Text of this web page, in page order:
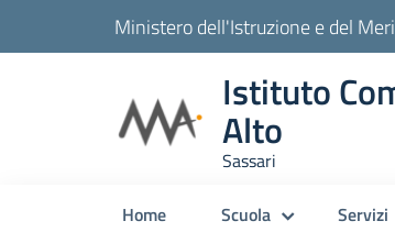
Ministero dell'Istruzione e del
Istituto
Alto
Sassari
Home Scuola Servizi